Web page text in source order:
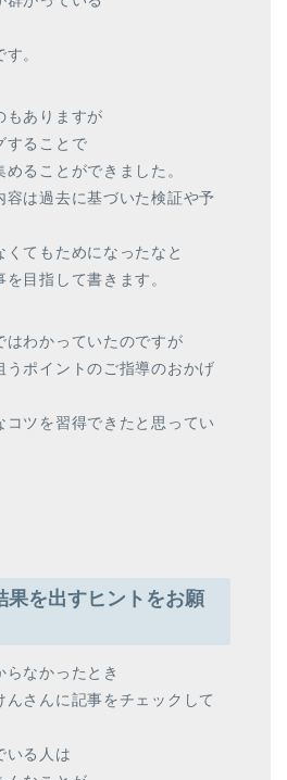
。
もありますが
することで
ることができました。
は過去に基づいた検証や予
てもためになったなと
目指して書きます。
はわかっていたのですが
うポイントのご指導のおかげ
ツを習得できたと思ってい
果を出すヒントをお願
らなかったとき
さんに記事をチェックして
いる人は